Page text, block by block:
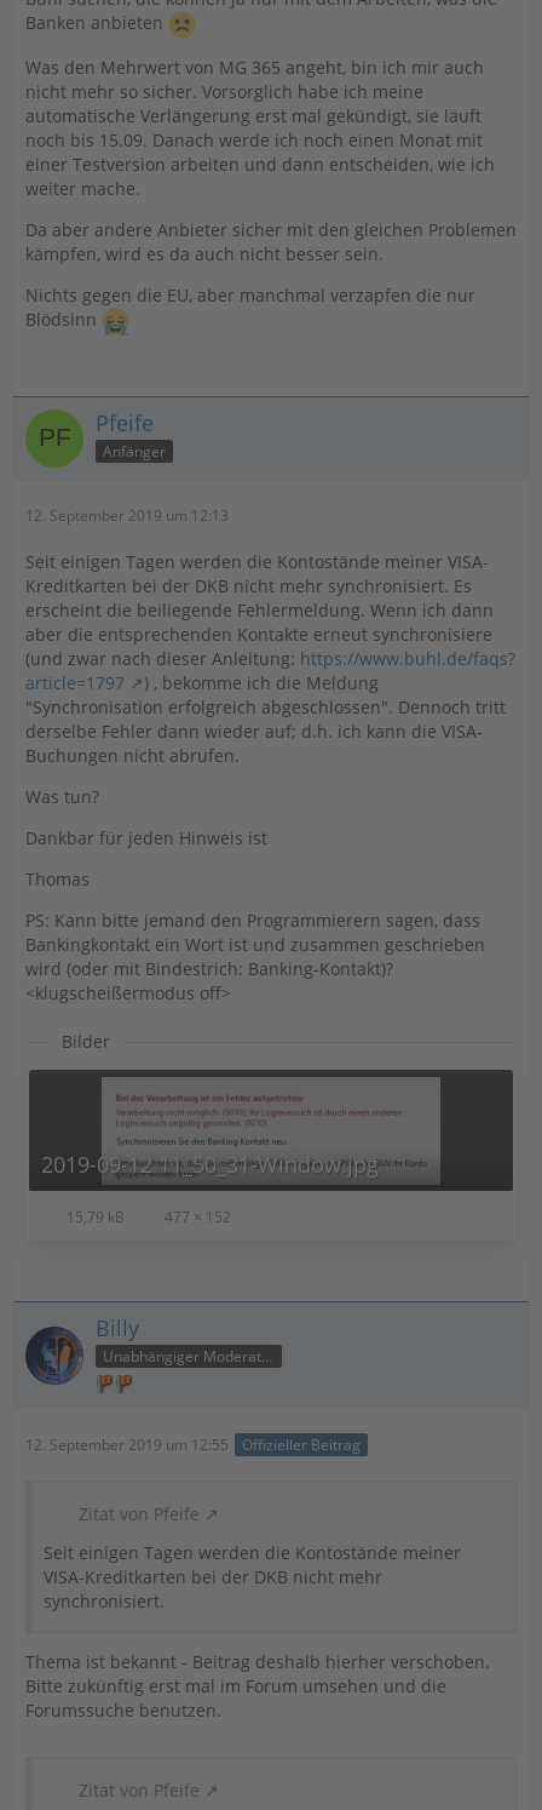
Banken anbieten
Was den Mehrwert von MG 365 angeht, bin ich mir auch
nicht mehr so sicher. Vorsorglich habe ich meine
automatische Verlängerung erst mal gekündigt, sie läuft
noch bis 15.09. Danach werde ich noch einen Monat mit
einer Testversion arbeiten und dann entscheiden, wie ich
weiter mache.
Da aber andere Anbieter sicher mit den gleichen Problemen
kämpfen, wird es da auch nicht besser sein.
Nichts gegen die EU, aber manchmal verzapfen die nur
Blödsinn
Pfeife
Anfänger
12. September 2019 um 12:13
Seit einigen Tagen werden die Kontostände meiner VISA-
Kreditkarten bei der DKB nicht mehr synchronisiert. Es
erscheint die beiliegende Fehlermeldung. Wenn ich dann
aber die entsprechenden Kontakte erneut synchronisiere
(und zwar nach dieser Anleitung: https://www.buhl.de/faqs?
article=1797
) , bekomme ich die Meldung
"Synchronisation erfolgreich abgeschlossen". Dennoch tritt
derselbe Fehler dann wieder auf; d.h. ich kann die VISA-
Buchungen nicht abrufen.
Was tun?
Dankbar für jeden Hinweis ist
Thomas
PS: Kann bitte jemand den Programmierern sagen, dass
Bankingkontakt ein Wort ist und zusammen geschrieben
wird (oder mit Bindestrich: Banking-Kontakt)?
<klugscheißermodus off>
Bilder
2019-09-12 11_50_31-Window.jpg
15,79 kB 477 × 152
Billy
Unabhängiger Moderator
12. September 2019 um 12:55 Offizieller Beitrag
Zitat von Pfeife
Seit einigen Tagen werden die Kontostände meiner
VISA-Kreditkarten bei der DKB nicht mehr
synchronisiert.
Thema ist bekannt - Beitrag deshalb hierher verschoben.
Bitte zukünftig erst mal im Forum umsehen und die
Forumssuche benutzen.
Zitat von Pfeife